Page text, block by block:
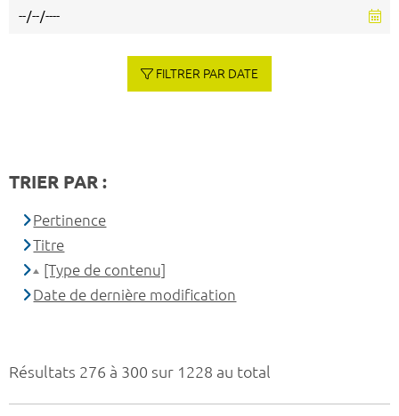
Résultats 276 à 300 sur 1228 au total
FILTRER PAR DATE
TRIER PAR :
Pertinence
Titre
[Type de contenu]
Date de dernière modification